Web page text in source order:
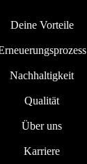
Deine Vorteile
Nachhaltigkeit
Qualität
Über uns
Karriere